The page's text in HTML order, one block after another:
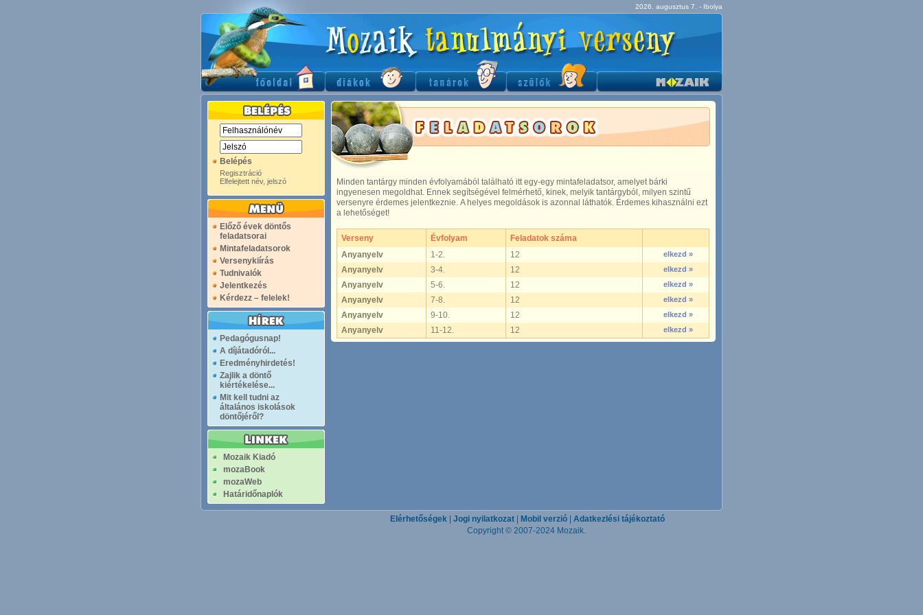
2026. augusztus 7. - Ibolya
Belépés
Regisztráció
Elfelejtett név, jelszó
Előző évek döntős
feladatsorai
Mintafeladatsorok
Versenykiírás
Tudnivalók
Jelentkezés
Kérdezz – felelek!
Pedagógusnap!
A díjátadóról...
Eredményhirdetés!
Zajlik a döntő
kiértékelése...
Mit kell tudni az
általános iskolások
döntőjéről?
Mozaik Kiadó
mozaBook
mozaWeb
Határidőnaplók
Minden tantárgy minden évfolyamából található itt egy-egy mintafeladatsor, amelyet bárki
ingyenesen megoldhat. Ennek segítségével felmérhető, kinek, melyik tantárgyból, milyen szintű
versenyre érdemes jelentkeznie. A helyes megoldások is azonnal láthatók. Érdemes kihasználni ezt
a lehetőséget!
Verseny Évfolyam
Feladatok száma
Anyanyelv
1-2. 12 elkezd »
Anyanyelv 3-4. 12 elkezd »
Anyanyelv 5-6. 12 elkezd »
Anyanyelv 7-8. 12 elkezd »
Anyanyelv 9-10. 12 elkezd »
Anyanyelv 11-12. 12 elkezd »
Elérhetőségek| Jogi nyilatkozat| Mobil verzió| Adatkezlési tájékoztató
Copyright © 2007-2024 Mozaik.